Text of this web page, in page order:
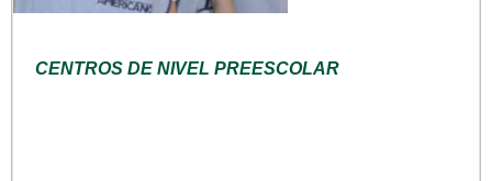
CENTROS DE NIVEL PREESCOLAR